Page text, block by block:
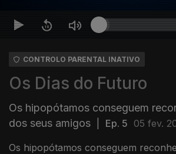
CONTROLO PARENTAL INATIVO
Os Dias do Futuro
Os hipopótamos conseguem
dos seus amigos
Ep. 5 05 fev.
Os hipopótamos conseguem